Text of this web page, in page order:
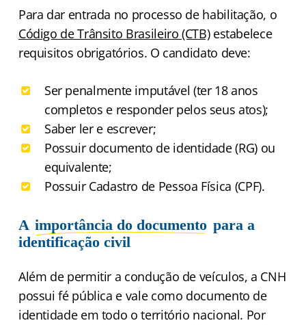
Para dar entrada no processo de habilitação, o
Código de Trânsito Brasileiro (CTB)estabelece
requisitos obrigatórios. O candidato deve:
Ser penalmente imputável (ter 18 anos
completos e responder pelos seus atos);
Saber ler e escrever;
Possuir documento de identidade (RG) ou
equivalente;
Possuir Cadastro de Pessoa Física (CPF).
A importância do documento para a
identificação civil
Além de permitir a condução de veículos, a CNH
possui fé pública e vale como documento de
identidade em todo o território nacional. Por